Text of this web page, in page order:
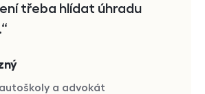
třeba hlídat úhradu
a advokát